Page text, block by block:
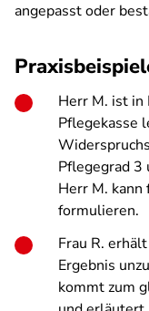
angepasst oder
Herr M. ist in
Pflegekasse
Pflegegrad 3
Herr M.
formulieren.
Frau R.
Ergebnis
kommt zum